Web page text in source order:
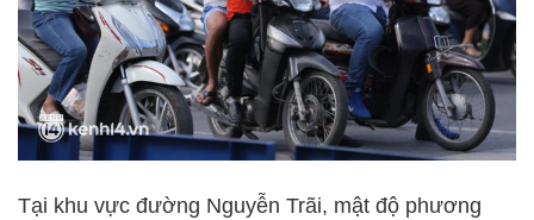
Tại khu vực đường Nguyễn Trãi, mật độ phương